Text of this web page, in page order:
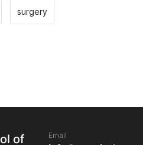
surgery
of Email